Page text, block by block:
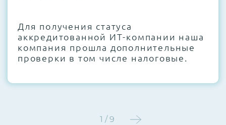
Этап 4:Стресс-тестирование под 100%
нагрузкой в течение 72 часов для
проверки стабильности всех подсистем
Для получения статуса
аккредитованной ИТ-компании наша
компания прошла дополнительные
проверки в том числе налоговые.
1 / 9